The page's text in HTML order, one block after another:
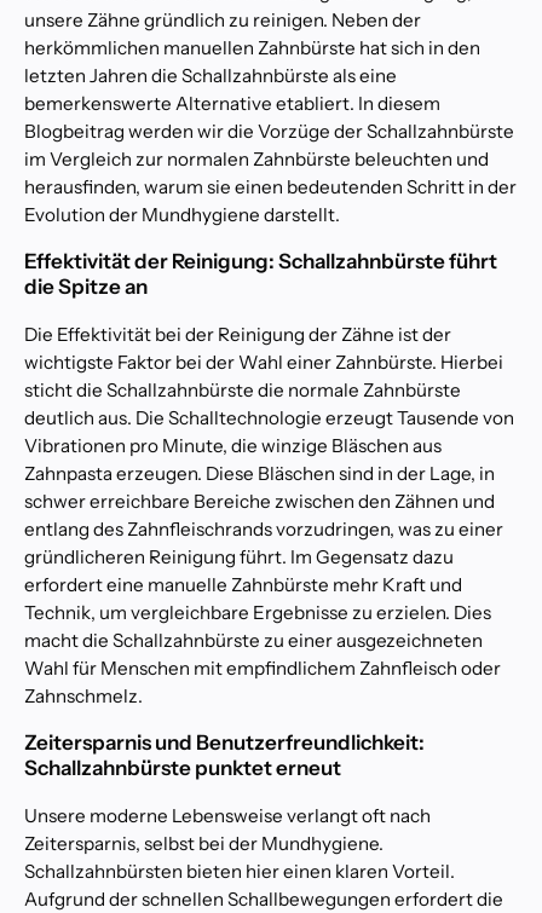
unsere Zähne gründlich zu reinigen. Neben der
herkömmlichen manuellen Zahnbürste hat sich in den
letzten Jahren die Schallzahnbürste als eine
bemerkenswerte Alternative etabliert. In diesem
Blogbeitrag werden wir die Vorzüge der Schallzahnbürste
im Vergleich zur normalen Zahnbürste beleuchten und
herausfinden, warum sie einen bedeutenden Schritt in der
Evolution der Mundhygiene darstellt.
Effektivität der Reinigung: Schallzahnbürste führt
die Spitze an
Die Effektivität bei der Reinigung der Zähne ist der
wichtigste Faktor bei der Wahl einer Zahnbürste. Hierbei
sticht die Schallzahnbürste die normale Zahnbürste
deutlich aus. Die Schalltechnologie erzeugt Tausende von
Vibrationen pro Minute, die winzige Bläschen aus
Zahnpasta erzeugen. Diese Bläschen sind in der Lage, in
schwer erreichbare Bereiche zwischen den Zähnen und
entlang des Zahnfleischrands vorzudringen, was zu einer
gründlicheren Reinigung führt. Im Gegensatz dazu
erfordert eine manuelle Zahnbürste mehr Kraft und
Technik, um vergleichbare Ergebnisse zu erzielen. Dies
macht die Schallzahnbürste zu einer ausgezeichneten
Wahl für Menschen mit empfindlichem Zahnfleisch oder
Zahnschmelz.
Zeitersparnis und Benutzerfreundlichkeit:
Schallzahnbürste punktet erneut
Unsere moderne Lebensweise verlangt oft nach
Zeitersparnis, selbst bei der Mundhygiene.
Schallzahnbürsten bieten hier einen klaren Vorteil.
Aufgrund der schnellen Schallbewegungen erfordert die